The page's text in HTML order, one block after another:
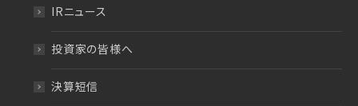
IRニュース
投資家の皆様へ
決算短信